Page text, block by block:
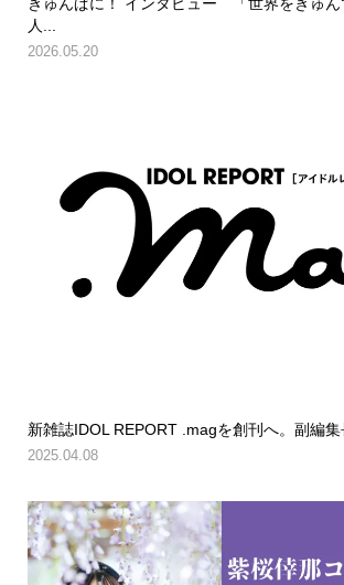
きゅんぱに！ インタビュー 「世界をきゅん
人...
2026.05.20
新雑誌IDOL REPORT .magを創刊へ。副編集
2025.04.08